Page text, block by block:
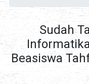
Sudah
Beasiswa